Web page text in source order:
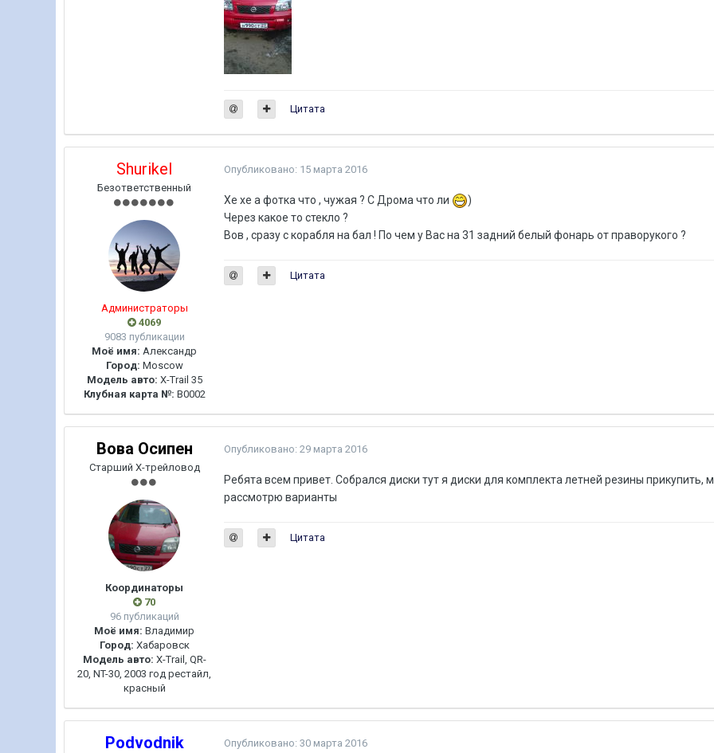
Цитата
Shurikel
Безответственный
Администраторы
4069
9083 публикации
Моё имя: Александр
Город: Moscow
Модель авто: X-Trail 35
Клубная карта №: B0002
Опубликовано: 15 марта 2016
Хе хе а фотка что , чужая ? С Дрома что ли
)
Через какое то стекло ?
Вов , сразу с корабля на бал ! По чем у Вас на 31 задний белый фонарь от праворукого ?
Цитата
Вова Осипен
Старший Х-трейловод
Координаторы
70
96 публикаций
Моё имя: Владимир
Город: Хабаровск
Модель авто: X-Trail, QR-
20, NT-30, 2003 год рестайл,
красный
Опубликовано: 29 марта 2016
Ребята всем привет. Собрался диски тут я диски для комплекта летней резины
рассмотрю варианты
Цитата
Podvodnik Опубликовано: 30 марта 2016